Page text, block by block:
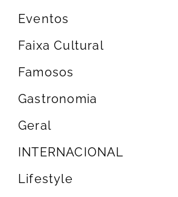
Eventos
Faixa Cultural
Famosos
Gastronomia
Geral
INTERNACIONAL
Lifestyle